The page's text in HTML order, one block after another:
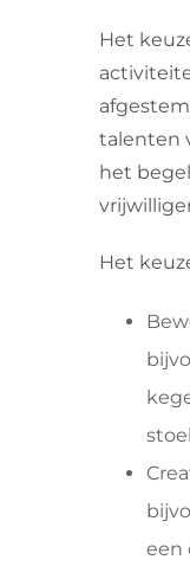
Het
talenten
het
Het
een